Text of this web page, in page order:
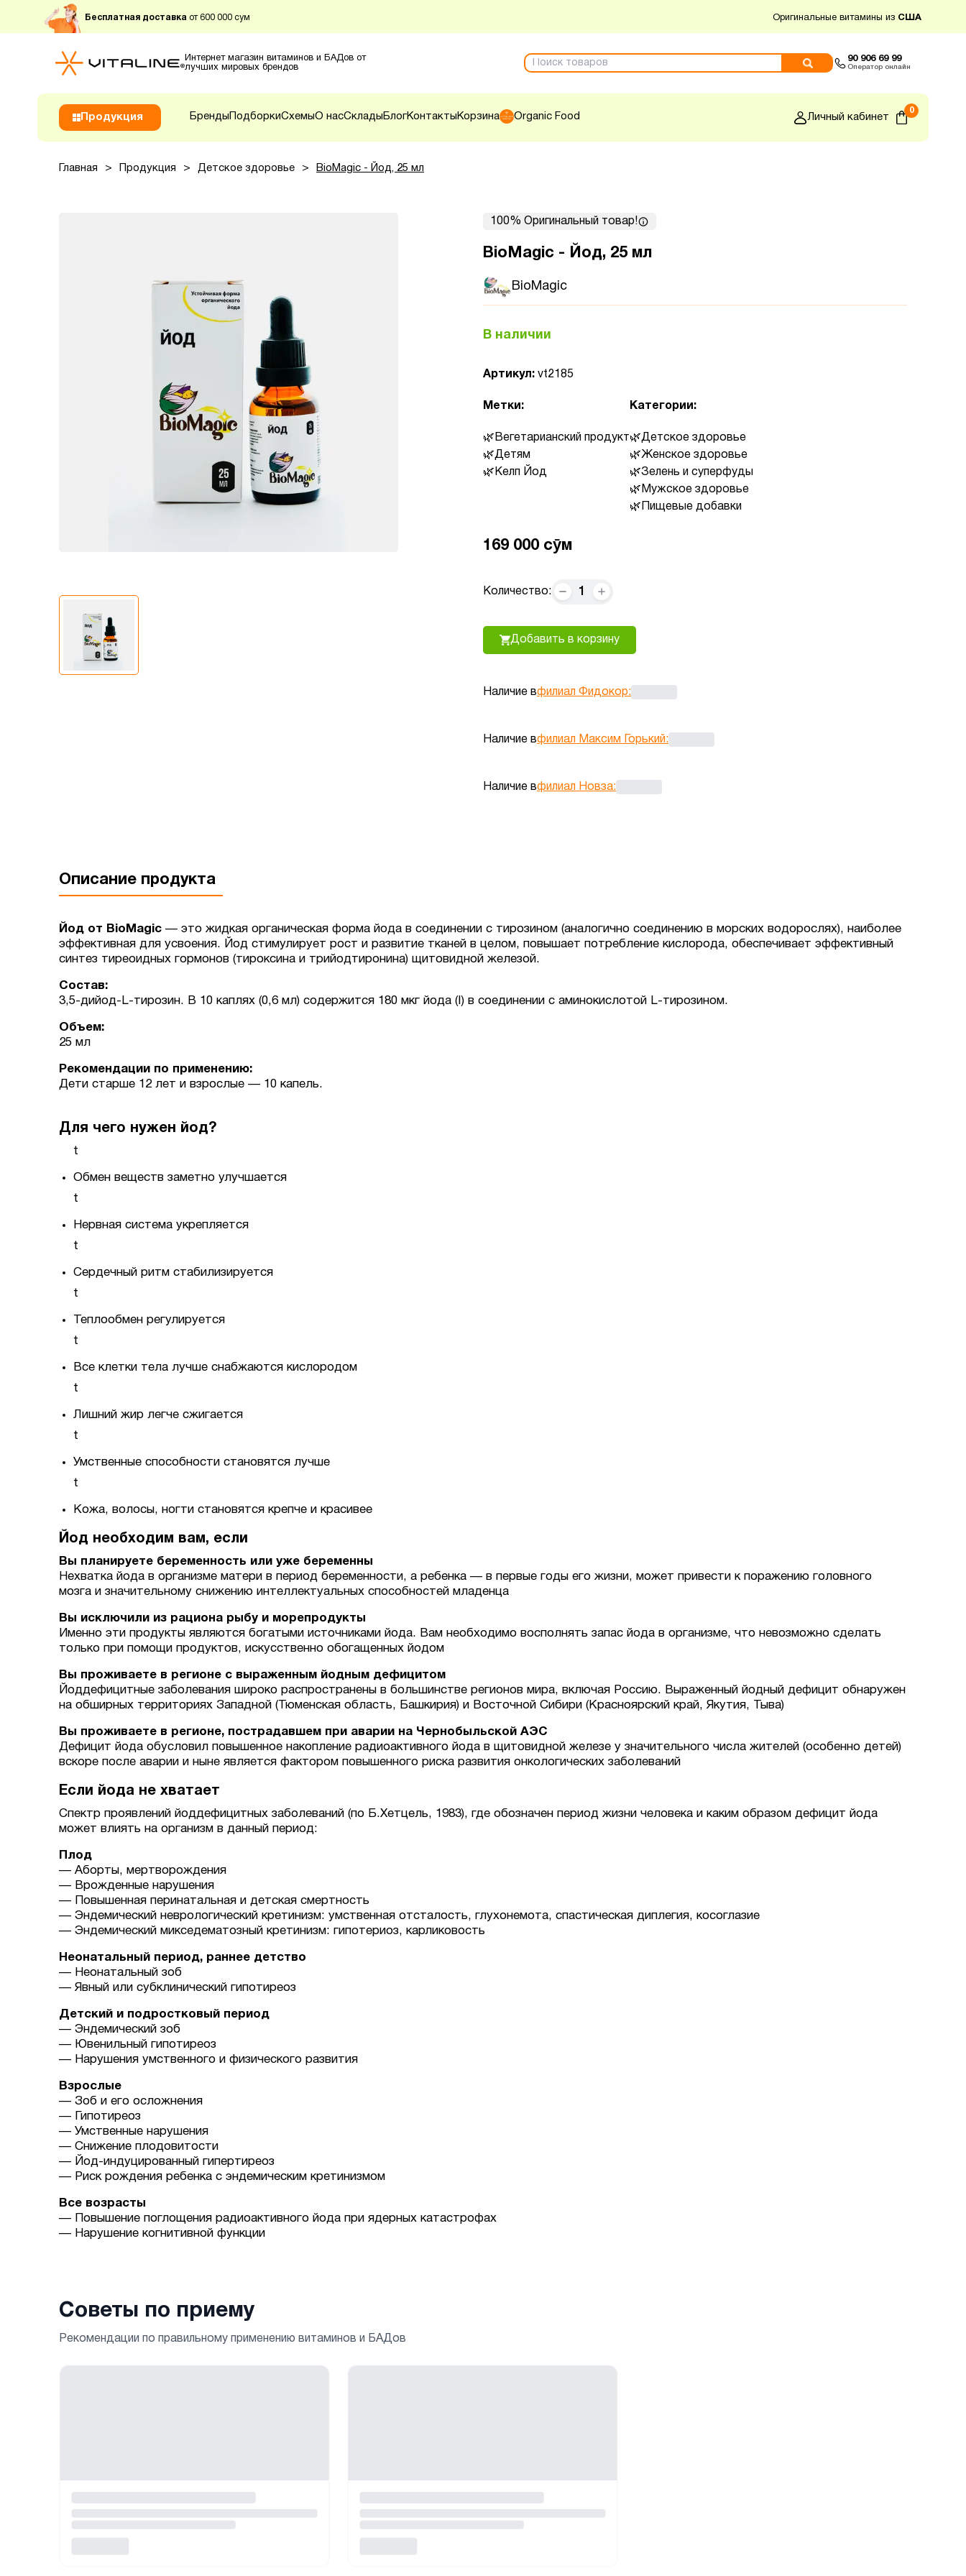
Бесплатная доставка от 600 000 сум Оригинальные витамины из США
Интернет магазин витаминов и БАДов от
лучших мировых брендов
90 906 69 99
Оператор онлайн
Продукция Бренды ПодборкиСхемыО насСклады БлогКонтакты Корзина Organic Food Личный кабинет
0
Главная > Продукция > Детское здоровье > BioMagic - Йод, 25 мл
100% Оригинальный товар!
BioMagic - Йод, 25 мл
BioMagic
В наличии
Артикул: vt2185
Метки:
Вегетарианский продукт
Детям
Келп Йод
Категории:
Детское здоровье
Женское здоровье
Зелень и суперфуды
Мужское здоровье
Пищевые добавки
169 000 сӯм
Количество: 1
Добавить в корзину
Наличие вфилиал Фидокор:
Наличие вфилиал Максим Горький:
Наличие вфилиал Новза:
Описание продукта
Йод от BioMagic — это жидкая органическая форма йода в соединении с тирозином (аналогично соединению в морских водорослях), наиболее
эффективная для усвоения. Йод стимулирует рост и развитие тканей в целом, повышает потребление кислорода, обеспечивает эффективный
синтез тиреоидных гормонов (тироксина и трийодтиронина) щитовидной железой.
Состав:
3,5-дийод-L-тирозин. В 10 каплях (0,6 мл) содержится 180 мкг йода (I) в соединении с аминокислотой L-тирозином.
Объем:
25 мл
Рекомендации по применению:
Дети старше 12 лет и взрослые — 10 капель.
Для чего нужен йод?
t
Обмен веществ заметно улучшается
t
Нервная система укрепляется
t
Сердечный ритм стабилизируется
t
Теплообмен регулируется
t
Все клетки тела лучше снабжаются кислородом
t
Лишний жир легче сжигается
t
Умственные способности становятся лучше
t
Кожа, волосы, ногти становятся крепче и красивее
Йод необходим вам, если
Вы планируете беременность или уже беременны
Нехватка йода в организме матери в период беременности, а ребенка — в первые годы его жизни, может привести к поражению головного
мозга и значительному снижению интеллектуальных способностей младенца
Вы исключили из рациона рыбу и морепродукты
Именно эти продукты являются богатыми источниками йода. Вам необходимо восполнять запас йода в организме, что невозможно сделать
только при помощи продуктов, искусственно обогащенных йодом
Вы проживаете в регионе с выраженным йодным дефицитом
Йоддефицитные заболевания широко распространены в большинстве регионов мира, включая Россию. Выраженный йодный дефицит обнаружен
на обширных территориях Западной (Тюменская область, Башкирия) и Восточной Сибири (Красноярский край, Якутия, Тыва)
Вы проживаете в регионе, пострадавшем при аварии на Чернобыльской АЭС
Дефицит йода обусловил повышенное накопление радиоактивного йода в щитовидной железе у значительного числа жителей (особенно детей)
вскоре после аварии и ныне является фактором повышенного риска развития онкологических заболеваний
Если йода не хватает
Спектр проявлений йоддефицитных заболеваний (по Б.Хетцель, 1983), где обозначен период жизни человека и каким образом дефицит йода
может влиять на организм в данный период:
Плод
— Аборты, мертворождения
— Врожденные нарушения
— Повышенная перинатальная и детская смертность
— Эндемический неврологический кретинизм: умственная отсталость, глухонемота, спастическая диплегия, косоглазие
— Эндемический микседематозный кретинизм: гипотериоз, карликовость
Неонатальный период, раннее детство
— Неонатальный зоб
— Явный или субклинический гипотиреоз
Детский и подростковый период
— Эндемический зоб
— Ювенильный гипотиреоз
— Нарушения умственного и физического развития
Взрослые
— Зоб и его осложнения
— Гипотиреоз
— Умственные нарушения
— Снижение плодовитости
— Йод-индуцированный гипертиреоз
— Риск рождения ребенка с эндемическим кретинизмом
Все возрасты
— Повышение поглощения радиоактивного йода при ядерных катастрофах
— Нарушение когнитивной функции
Советы по приему
Рекомендации по правильному применению витаминов и БАДов